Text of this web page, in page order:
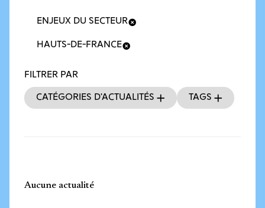
FILTRER PAR
Catégories d’actualités Tags
ENJEUX DU SECTEUR
HAUTS-DE-FRANCE
Aucune actualité